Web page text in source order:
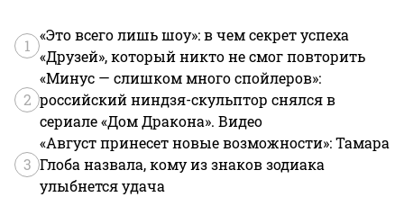
1
«Это всего лишь шоу»: в чем секрет успеха
«Друзей», который никто не смог повторить
2
«Минус — слишком много спойлеров»:
российский ниндзя-скульптор снялся в
сериале «Дом Дракона». Видео
3
«Август принесет новые возможности»: Тамара
Глоба назвала, кому из знаков зодиака
улыбнется удача